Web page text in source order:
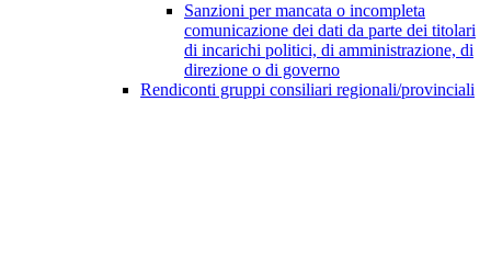
Sanzioni per mancata o incompleta
comunicazione dei dati da parte dei titolari
di incarichi politici, di amministrazione, di
direzione o di governo
Rendiconti gruppi consiliari regionali/provinciali